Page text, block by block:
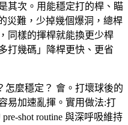
其次。用能穩定打的桿、瞄
災難，少掉幾個爆洞，總桿
同樣的揮桿就能換更少桿
打幾碼」降桿更快、更省
怎麼穩定？ 會。打壞球後的
易加速亂揮。實用做法:打
shot routine 與深呼吸維持